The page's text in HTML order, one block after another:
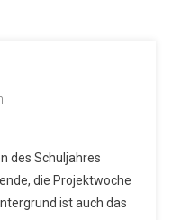
des Schuljahres
die Projektwoche
ist auch das